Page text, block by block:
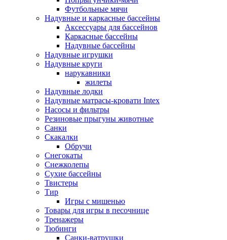
Футбольные мячи
Надувные и каркасные бассейны
Аксессуары для бассейнов
Каркасные бассейны
Надувные бассейны
Надувные игрушки
Надувные круги
нарукавники
жилеты
Надувные лодки
Надувные матрасы-кровати Intex
Насосы и фильтры
Резиновые прыгуны животные
Санки
Скакалки
Обручи
Снегокаты
Снежколепы
Сухие бассейны
Твистеры
Тир
Игры с мишенью
Товары для игры в песочнице
Тренажеры
Тюбинги
Санки-ватрушки